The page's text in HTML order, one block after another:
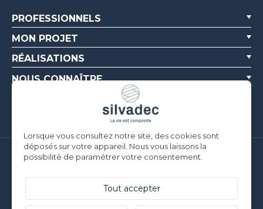
PROFESSIONNELS
MON PROJET
RÉALISATIONS
NOUS CONNAÎTRE
Silvadec France
F-56190 ARZAL |T. +33 (0)2 97 450 900
Silvadec Deutschland
Lorsque vous consultez notre site, des cookies sont
déposés sur votre appareil. Nous vous laissons la
possibilité de paramétrer votre consentement.
Tout accepter